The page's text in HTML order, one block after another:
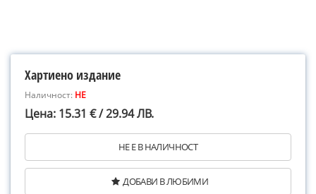
Хартиено издание
Наличност: НЕ
Цена: 15.31 € / 29.94 ЛВ.
НЕ Е В НАЛИЧНОСТ
ДОБАВИ В ЛЮБИМИ